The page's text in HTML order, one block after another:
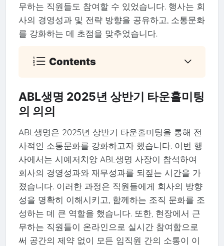
무하는 직원들도 참여할 수 있었습니다. 행사는 회
사의 경영성과 및 전략 방향을 공유하고, 소통문화
를 강화하는 데 초점을 맞추었습니다.
Contents
ABL생명 2025년 상반기 타운홀미팅
의 의의
ABL생명은 2025년 상반기 타운홀미팅을 통해 전
사적인 소통문화를 강화하고자 했습니다. 이번 행
사에서는 시예저치앙 ABL생명 사장이 참석하여
회사의 경영성과와 재무성과를 되짚는 시간을 가
졌습니다. 이러한 과정은 직원들에게 회사의 방향
성을 명확히 이해시키고, 함께하는 조직 문화를 조
성하는 데 큰 역할을 했습니다. 또한, 현장에서 근
무하는 직원들이 온라인으로 실시간 참여함으로
써 공간의 제약 없이 모든 임직원 간의 소통이 이